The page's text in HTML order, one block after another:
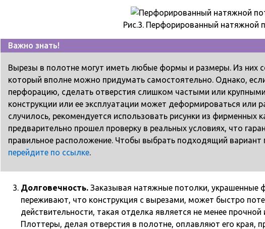
Рис.3. Перфорированный натяжной
Важно знать!
Вырезы в полотне могут иметь любые формы и размеры. Из них
который вполне можно придумать самостоятельно. Однако,
перфорацию, сделать отверстия слишком частыми или
конструкции или ее эксплуатации может деформироваться или
случилось, рекомендуется использовать рисунки из фирменных
предварительно прошел проверку в реальных условиях, что
правильное расположение. Чтобы выбрать подходящий вариант
перейдите по ссылке.
Долговечность. Заказывая натяжные потолки, украшенные
переживают, что конструкция с вырезами, может быстро
действительности, такая отделка является не менее
Плоттеры, делая отверстия в полотне, оплавляют его